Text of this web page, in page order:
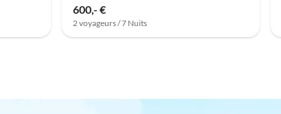
600,- €
2 voyageurs / 7 Nuits